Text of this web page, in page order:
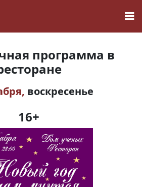
учёных
программа в
воскресенье
16+